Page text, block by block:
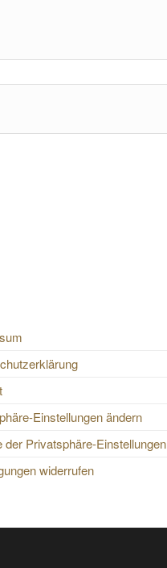
Einstellungen ändern
der Privatsphäre-Einstellungen
widerrufen